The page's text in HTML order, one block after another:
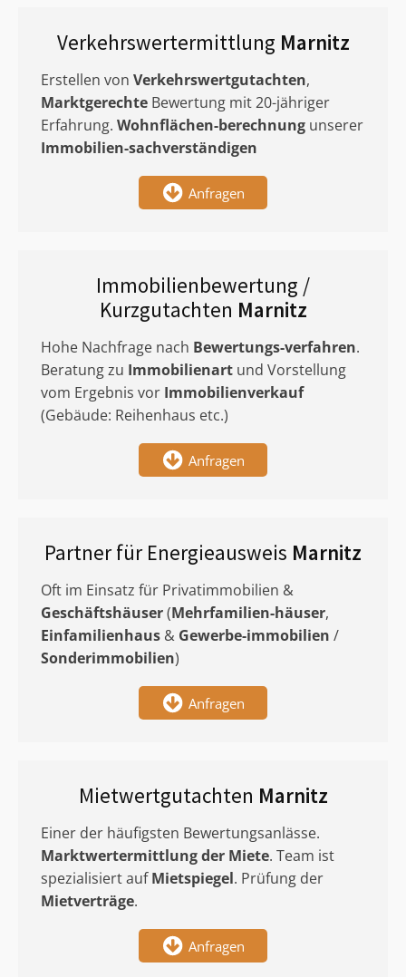
Verkehrswertermittlung Marnitz
Erstellen von Verkehrswertgutachten,
Marktgerechte Bewertung mit 20-jähriger
Erfahrung. Wohnflächen-berechnung unserer
Immobilien-sachverständigen
Anfragen
Immobilienbewertung /
Kurzgutachten Marnitz
Hohe Nachfrage nach Bewertungs-verfahren.
Beratung zu Immobilienart und Vorstellung
vom Ergebnis vor Immobilienverkauf
(Gebäude: Reihenhaus etc.)
Anfragen
Partner für Energieausweis Marnitz
Oft im Einsatz für Privatimmobilien &
Geschäftshäuser(Mehrfamilien-häuser,
Einfamilienhaus & Gewerbe-immobilien /
Sonderimmobilien)
Anfragen
Mietwertgutachten Marnitz
Einer der häufigsten Bewertungsanlässe.
Marktwertermittlungder Miete. Team ist
spezialisiert aufMietspiegel. Prüfung der
Mietverträge.
Anfragen